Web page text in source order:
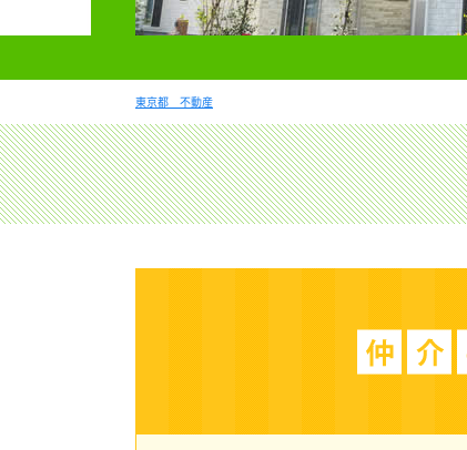
東京都 不動産